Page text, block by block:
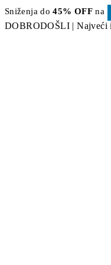
Sniženja do45% OFF na
DOBRODOŠLI | Najveći